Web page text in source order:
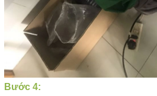
Bước 4: